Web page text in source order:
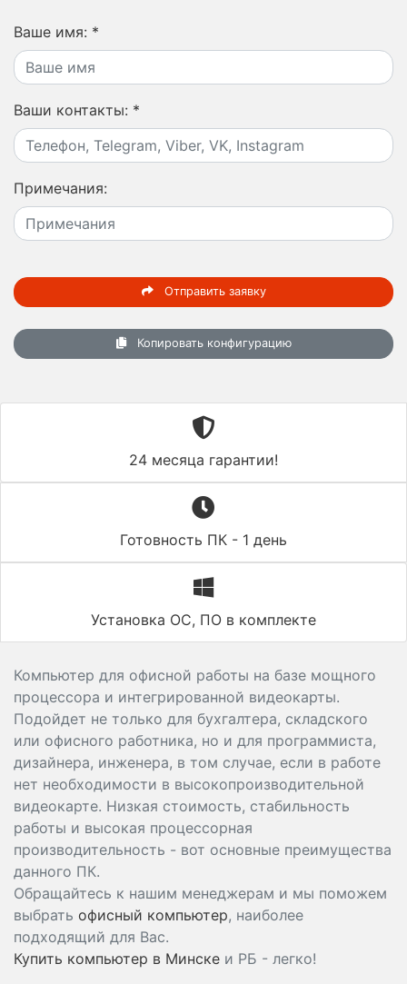
Ваше имя: *
Ваши контакты: *
Примечания:
Отправить заявку
Копировать конфигурацию
24 месяца гарантии!
Готовность ПК - 1 день
Установка ОС, ПО в комплекте
Компьютер для офисной работы на базе мощного
процессора и интегрированной видеокарты.
Подойдет не только для бухгалтера, складского
или офисного работника, но и для программиста,
дизайнера, инженера, в том случае, если в работе
нет необходимости в высокопроизводительной
видеокарте. Низкая стоимость, стабильность
работы и высокая процессорная
производительность - вот основные преимущества
данного ПК.
Обращайтесь к нашим менеджерам и мы поможем
выбрать офисный компьютер, наиболее
подходящий для Вас.
Купить компьютер в Минске и РБ - легко!